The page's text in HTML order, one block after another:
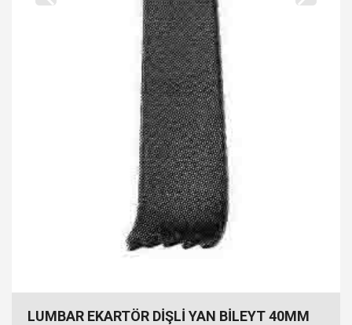
LUMBAR EKARTÖR DİŞLİ YAN BİLEYT 40MM